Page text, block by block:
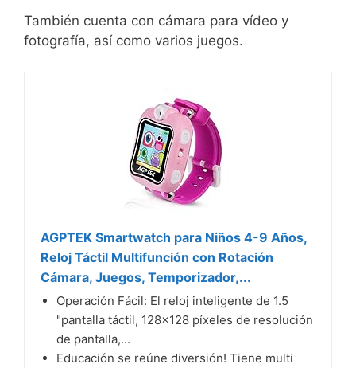
También cuenta con cámara para vídeo y
fotografía, así como varios juegos.
AGPTEK Smartwatch para Niños 4-9 Años,
Reloj Táctil Multifunción con Rotación
Cámara, Juegos, Temporizador,...
Operación Fácil: El reloj inteligente de 1.5
"pantalla táctil, 128x128 píxeles de resolución
de pantalla,...
Educación se reúne diversión! Tiene multi